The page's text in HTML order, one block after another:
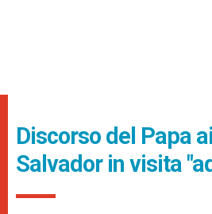
Discorso del Papa
Salvador in visita